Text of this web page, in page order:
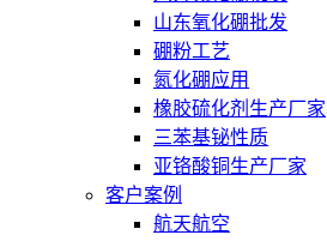
山东氧化硼批发
硼粉工艺
氮化硼应用
橡胶硫化剂生产厂家
三苯基铋性质
亚铬酸铜生产厂家
客户案例
航天航空